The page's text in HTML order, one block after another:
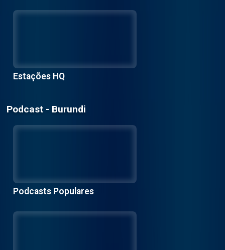
Estações HQ
Podcast - Burundi
Podcasts Populares